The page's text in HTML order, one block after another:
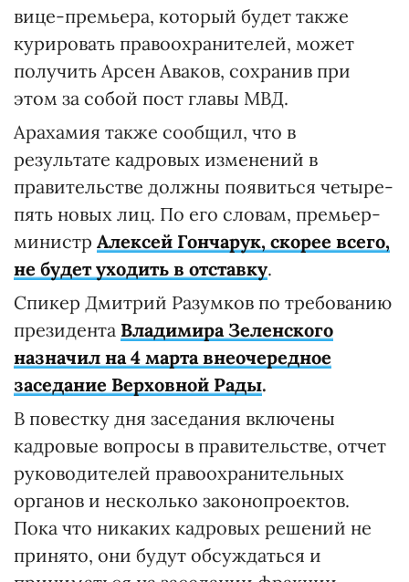
вице-премьера, который будет также
курировать правоохранителей, может
получить Арсен Аваков, сохранив при
этом за собой пост главы МВД.
Арахамия также сообщил, что в
результате кадровых изменений в
правительстве должны появиться четыре-
пять новых лиц. По его словам, премьер-
министр Алексей Гончарук, скорее всего,
не будет уходить в отставку.
Спикер Дмитрий Разумков по требованию
президента Владимира Зеленского
назначил на 4 марта внеочередное
заседание Верховной Рады.
В повестку дня заседания включены
кадровые вопросы в правительстве, отчет
руководителей правоохранительных
органов и несколько законопроектов.
Пока что никаких кадровых решений не
принято, они будут обсуждаться и